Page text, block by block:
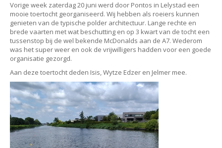
Vorige week zaterdag 20 juni werd door Pontos in Lelystad een
mooie toertocht georganiseerd. Wij hebben als roeiers kunnen
genieten van de typische polder architectuur. Lange rechte en
brede vaarten met wat beschutting en op 3 kwart van de tocht een
tussenstop bij de wel bekende McDonalds aan de A7. Wederom
was het super weer en ook de vrijwilligers hadden voor een goede
organisatie gezorgd.
Aan deze toertocht deden Isis, Wytze Edzer en Jelmer mee.